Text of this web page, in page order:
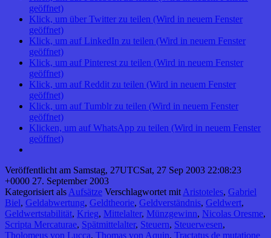
geöffnet)
Klick, um über Twitter zu teilen (Wird in neuem Fenster
geöffnet)
Klick, um auf LinkedIn zu teilen (Wird in neuem Fenster
geöffnet)
Klick, um auf Pinterest zu teilen (Wird in neuem Fenster
geöffnet)
Klick, um auf Reddit zu teilen (Wird in neuem Fenster
geöffnet)
Klick, um auf Tumblr zu teilen (Wird in neuem Fenster
geöffnet)
Klicken, um auf WhatsApp zu teilen (Wird in neuem Fenster
geöffnet)
Veröffentlicht am Samstag, 27UTCSat, 27 Sep 2003 22:08:23
+0000 27. September 2003
Kategorisiert als Aufsätze Verschlagwortet mit Aristoteles, Gabriel
Biel, Geldabwertung, Geldtheorie, Geldverständnis, Geldwert,
Geldwertstabilität, Krieg, Mittelalter, Münzgewinn, Nicolas Oresme,
Scripta Mercaturae, Spätmittelalter, Steuern, Steuerwesen,
Tholomeus von Lucca, Thomas von Aquin, Tractatus de mutatione